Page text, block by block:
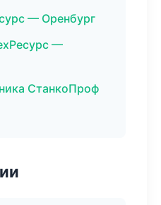
— Оренбург
—
СтанкоПроф